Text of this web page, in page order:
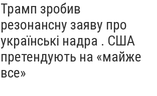
Трамп зробив
резонансну заяву про
українські надра . США
претендують на «майже
все»